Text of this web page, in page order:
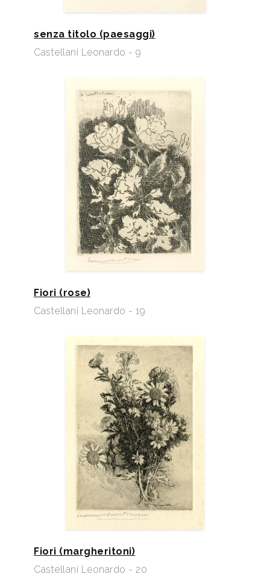
senza titolo (paesaggi)
Castellani Leonardo - 9
Fiori (rose)
Castellani Leonardo - 19
Fiori (margheritoni)
Castellani Leonardo - 20